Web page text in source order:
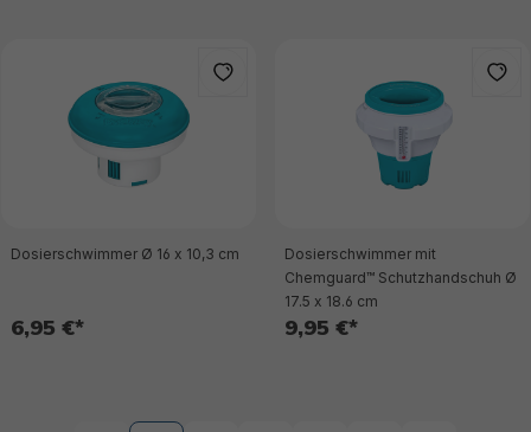
Dosierschwimmer Ø 16 x 10,3 cm
6,95 €*
Dosierschwimmer mit
Chemguard™ Schutzhandschuh Ø
17.5 x 18.6 cm
9,95 €*